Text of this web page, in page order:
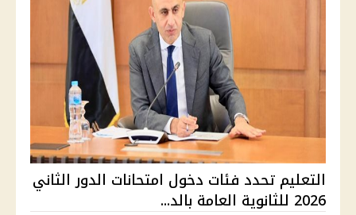
التعليم تحدد فئات دخول امتحانات الدور الثاني
2026 للثانوية العامة بالد...